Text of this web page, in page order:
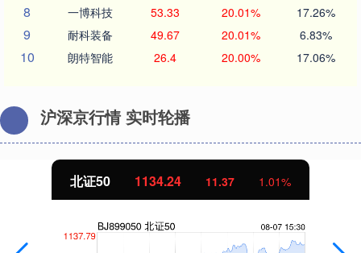
8 一博科技 53.33 20.01% 17.26%
9 耐科装备 49.67 20.01% 6.83%
10 朗特智能 26.4 20.00% 17.06%
沪深京行情 实时轮播
北证50 1134.24 11.37 1.01%